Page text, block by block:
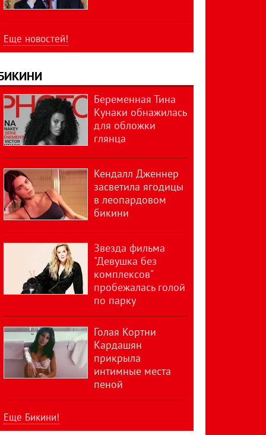
Еще новостей!
Беременная Тина
Кунаки обнажилась
для обложки
глянца
Кендалл Дженнер
засветила ягодицы
в леопардовом
бикини
Звезда фильма
"Девушка без
комплексов"
пробежалась голой
по парку
Голая Кортни
Кардашян
прикрыла
интимные места
пеной
Еще Бикини!